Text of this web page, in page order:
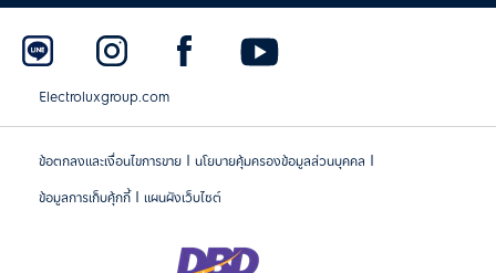
Electroluxgroup.com
ข้อตกลงและเงื่อนไขการขาย | นโยบายคุ้มครองข้อมูลส่วนบุคคล |
ข้อมูลการเก็บคุ้กกี้ | แผนผังเว็บไซต์